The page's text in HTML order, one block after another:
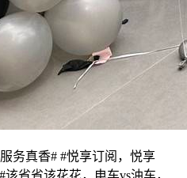
务真香# #悦享订阅，悦享